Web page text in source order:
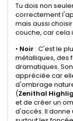
Tu dois non
correctement
mais aussi
couche, car cela
• Noir : C'est le
métalliques, des
dramatiques.
appréciée car
d'ombrage
(Zenithal
et de créer un
d'accès. Il donne